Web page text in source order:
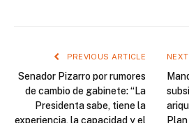
PREVIOUS ARTICLE
Senador Pizarro por rumores
de cambio de gabinete: “La
Presidenta sabe, tiene la
experiencia, la capacidad y el